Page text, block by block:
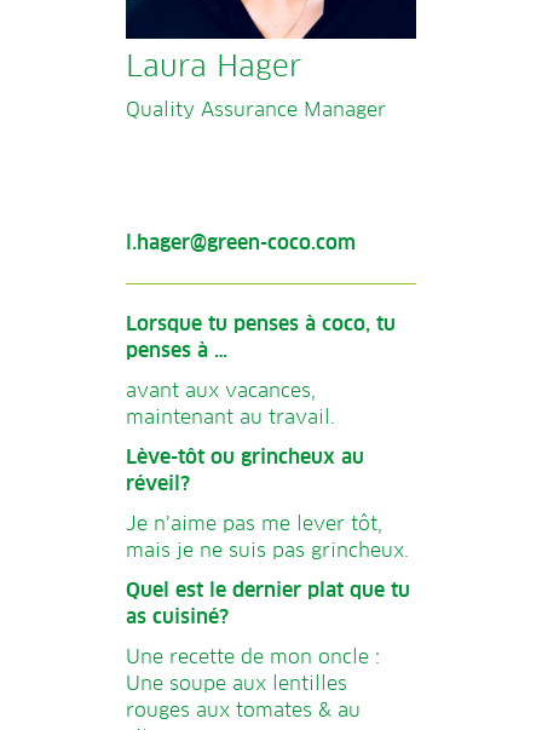
Laura Hager
Quality Assurance Manager
l.hager@green-coco.com
Lorsque tu penses à coco, tu
penses à …
avant aux vacances,
maintenant au travail.
Lève-tôt ou grincheux au
réveil?
Je n’aime pas me lever tôt,
mais je ne suis pas grincheux.
Quel est le dernier plat que tu
as cuisiné?
Une recette de mon oncle :
Une soupe aux lentilles
rouges aux tomates & au